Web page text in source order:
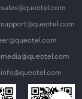
support@quectel.com